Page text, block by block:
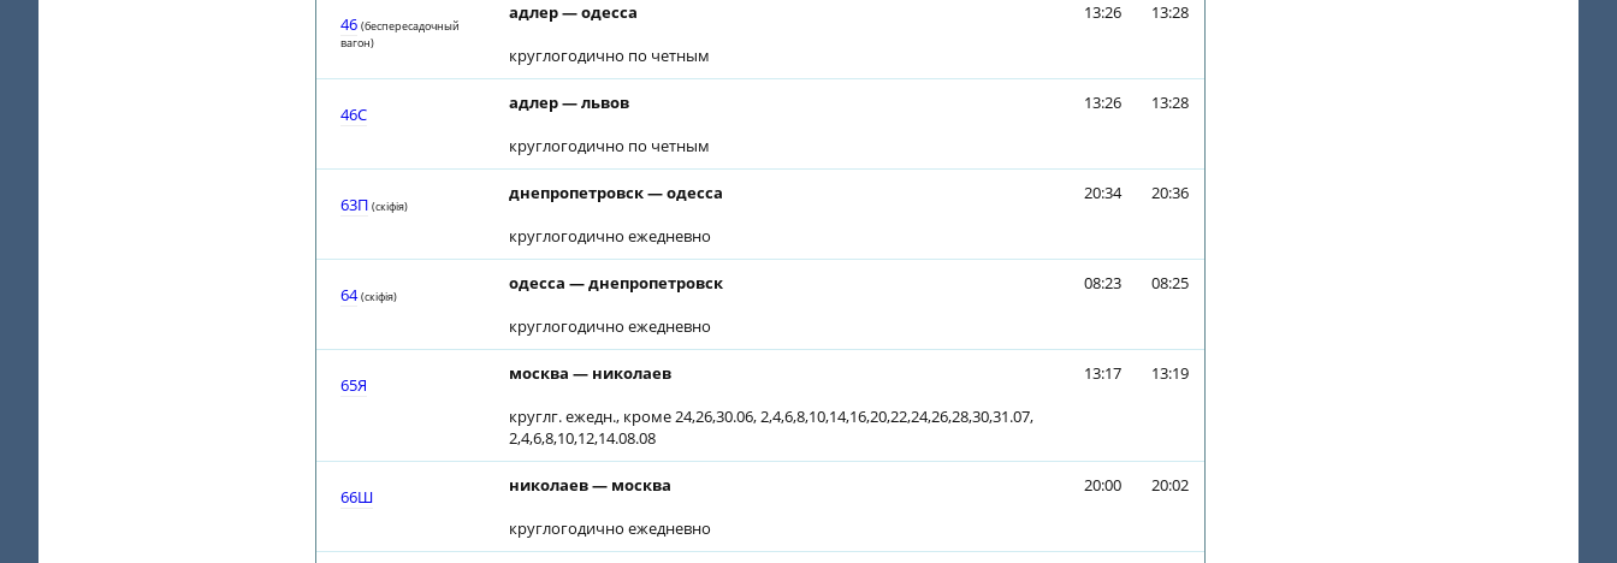
46 (беспересадочный
вагон)
адлер — одесса
круглогодично по четным
13:26 13:28
46С
адлер — львов
круглогодично по четным
13:26 13:28
63П (скiфiя)
днепропетровск — одесса
круглогодично ежедневно
20:34 20:36
64 (скiфiя)
одесса — днепропетровск
круглогодично ежедневно
08:23 08:25
65Я
москва — николаев
круглг. ежедн., кроме 24,26,30.06, 2,4,6,8,10,14,16,20,22,24,26,28,30,31.07,
2,4,6,8,10,12,14.08.08
13:17 13:19
66Ш
николаев — москва
круглогодично ежедневно
20:00 20:02